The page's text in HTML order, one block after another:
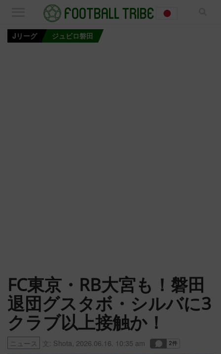
Jリーグ ジュビロ磐田
FC東京・RB大宮も！磐田
退団グスタボ・シルバに3
クラブ以上接触か！
ニュース 文: Shota 2026.06.16. 10:35 am